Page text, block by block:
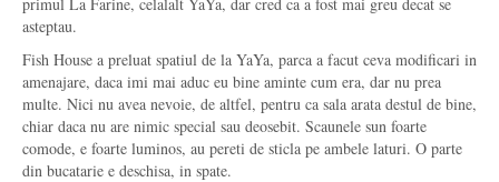
asteptau.
Fish House a preluat spatiul de la YaYa, parca a facut ceva modificari in
amenajare, daca imi mai aduc eu bine aminte cum era, dar nu prea
multe. Nici nu avea nevoie, de altfel, pentru ca sala arata destul de bine,
chiar daca nu are nimic special sau deosebit. Scaunele sun foarte
comode, e foarte luminos, au pereti de sticla pe ambele laturi. O parte
din bucatarie e deschisa, in spate.